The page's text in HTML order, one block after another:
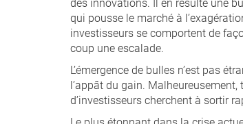
qui pousse le marché à
investisseurs se comportent de
coup une escalade.
L’émergence de bulles n’est pas
l’appât du gain.
d’investisseurs cherchent à sortir